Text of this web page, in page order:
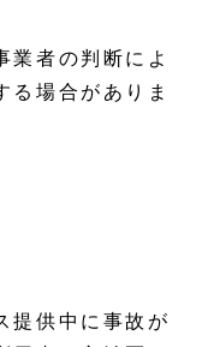
業者の判断によ
る場合がありま
提供中に事故が